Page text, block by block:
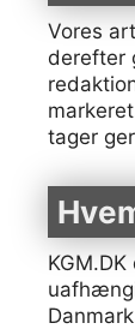
Vores
derefter
tager